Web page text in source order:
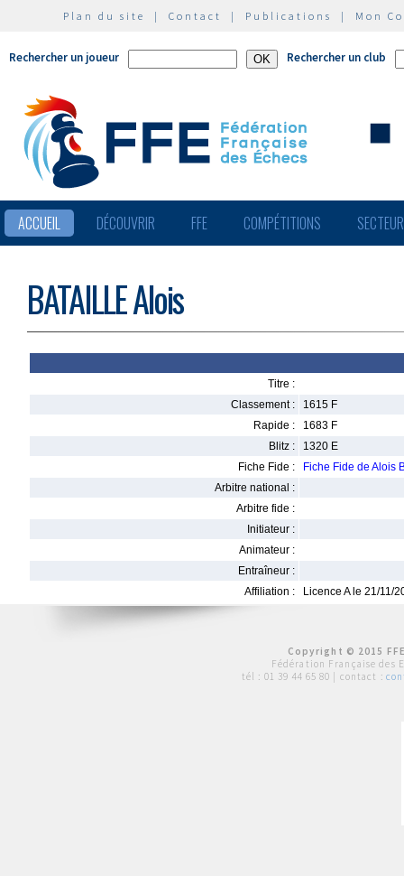
Plan du site | Contact | Publications | Mon
Rechercher un joueur Rechercher un club
ACCUEIL DÉCOUVRIR FFE COMPÉTITIONS
BATAILLE Alois
Titre :
Classement :
1615 F
Rapide :
1683 F
Blitz :
1320 E
Fiche Fide :
Fiche Fide de Alois
Arbitre national :
Arbitre fide :
Initiateur :
Animateur :
Entraîneur :
Affiliation :
Licence A le 21/11/
Copyright © 2015
Fédération Française des
tél : 01 39 44 65 80 | contact :